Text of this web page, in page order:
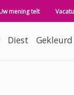
mening telt
Diest